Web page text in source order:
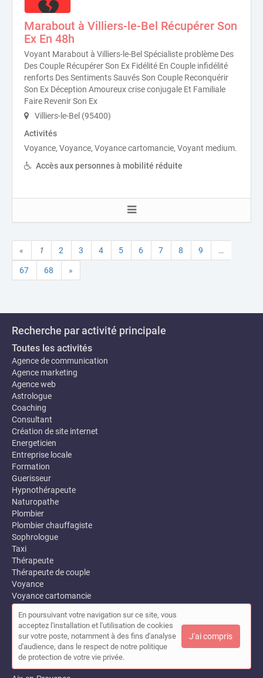
Marabout à Villiers-le-Bel Récupérer Son
Ex En 48h
Voyant Marabout à Villiers-le-Bel Spécialiste problème Des
Des Couple Récupérer Son Ex Fidélité En Couple infidélité
renforts Des Sentiments Sauvés Son Couple Reconquérir
Son Ex Déception Amoureux crise conjugale Et Familiale
Faire Revenir Son Ex
Villiers-le-Bel (95400)
Activités
Voyance, Voyance, Voyance cartomancie, Voyant medium.
Accès aux personnes à mobilité réduite
« 1 2 3 4 5 6 7 8 9 …
67 68 »
Recherche par activité principale
Toutes les activités
Agence de communication
Agence marketing
Agence web
Astrologue
Coaching
Consultant
Création de site internet
Energeticien
Entreprise locale
Formation
Guerisseur
Hypnothérapeute
Naturopathe
Plombier
Plombier chauffagiste
Sophrologue
Taxi
Thérapeute
Thérapeute de couple
Voyance
Voyance cartomancie
Voyant medium
Web
Webmaster
Recherche par ville
Toutes les villes
En poursuivant votre navigation sur ce site, vous
acceptez l'installation et l'utilisation de cookies
sur votre poste, notamment à des fins d'analyse
d'audience, dans le respect de notre politique
de protection de votre vie privée.
J'ai compris